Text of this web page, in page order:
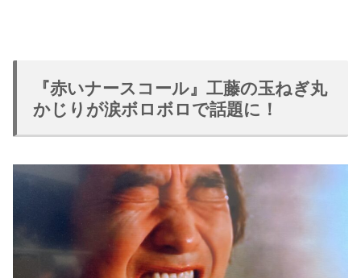
『赤いナースコール』工藤の玉ねぎ丸
かじりが涙ボロボロで話題に！